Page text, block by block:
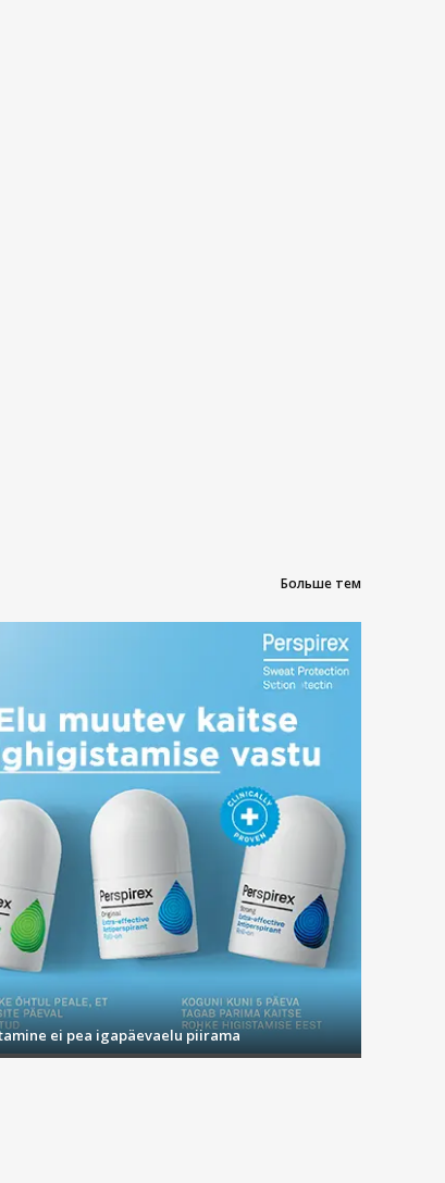
Больше тем
ei pea igapäevaelu piirama